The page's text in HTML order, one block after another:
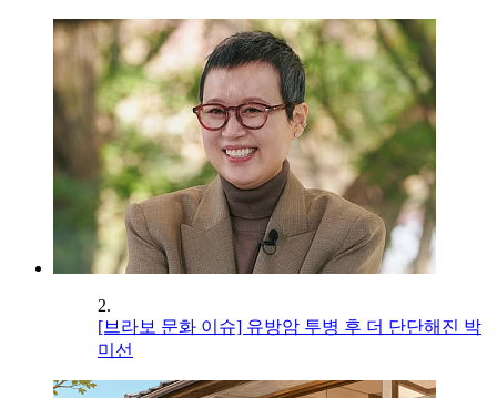
2.
[브라보 문화 이슈] 유방암 투병 후 더 단단해진 박
미선